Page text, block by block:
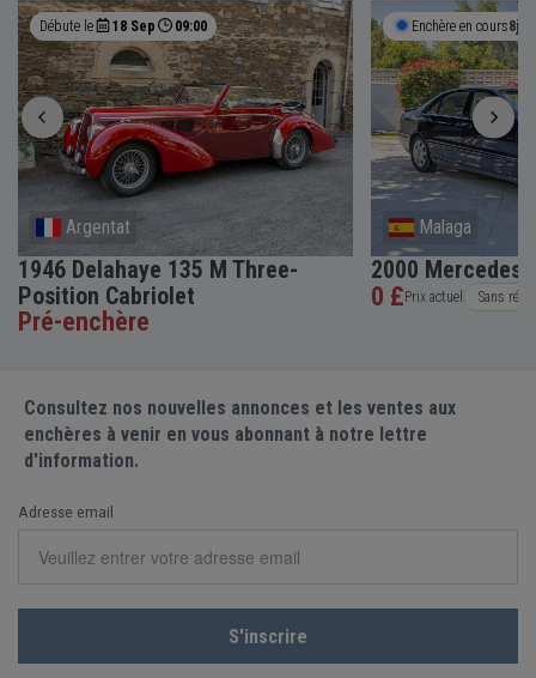
Débute le 18 Sep 09:00
Argentat
1946 Delahaye 135 M Three-
Position Cabriolet
Pré-enchère
Enchère en cours8j
Malaga
2000 Mercedes-
0 £ Prix actuel Sans
Consultez nos nouvelles annonces et les ventes aux
enchères à venir en vous abonnant à notre lettre
d'information.
Adresse email